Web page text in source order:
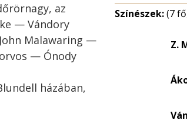
az
— Vándory
Malawaring —
— Ónody
házában,
Színészek:(7
Z.